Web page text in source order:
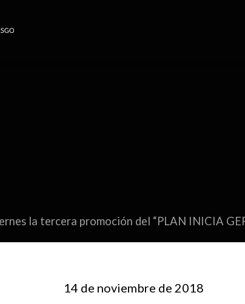
la tercera promoción del “PLAN INICIA
14 de noviembre de 2018